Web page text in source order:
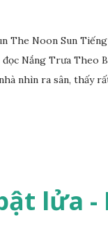
The Noon Sun
Nắng Trưa Theo
nhìn ra sân, thấy
lửa -